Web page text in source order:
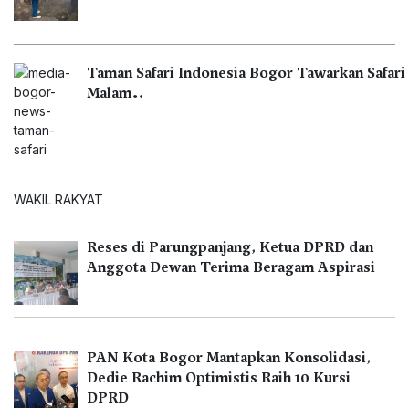
Taman Safari Indonesia Bogor Tawarkan Safari
Malam…
WAKIL RAKYAT
Reses di Parungpanjang, Ketua DPRD dan
Anggota Dewan Terima Beragam Aspirasi
PAN Kota Bogor Mantapkan Konsolidasi,
Dedie Rachim Optimistis Raih 10 Kursi
DPRD